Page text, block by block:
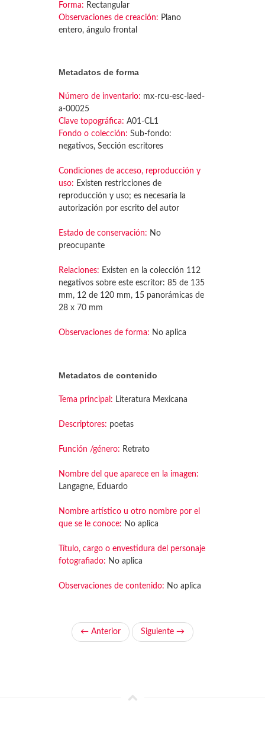
Forma: Rectangular
Observaciones de creación: Plano
entero, ángulo frontal
Metadatos de forma
Número de inventario: mx-rcu-esc-laed-
a-00025
Clave topográfica: A01-CL1
Fondo o colección: Sub-fondo:
negativos, Sección escritores
Condiciones de acceso, reproducción y
uso: Existen restricciones de
reproducción y uso; es necesaria la
autorización por escrito del autor
Estado de conservación: No
preocupante
Relaciones: Existen en la colección 112
negativos sobre este escritor: 85 de 135
mm, 12 de 120 mm, 15 panorámicas de
28 x 70 mm
Observaciones de forma: No aplica
Metadatos de contenido
Tema principal: Literatura Mexicana
Descriptores: poetas
Función /género: Retrato
Nombre del que aparece en la imagen:
Langagne, Eduardo
Nombre artístico u otro nombre por el
que se le conoce: No aplica
Título, cargo o envestidura del personaje
fotografiado: No aplica
Observaciones de contenido: No aplica
← Anterior Siguiente →